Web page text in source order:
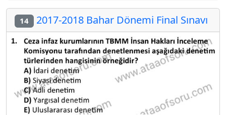
14 2017-2018 Bahar Dönemi Final Sınavı